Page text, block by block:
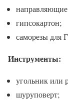
гипсокартон;
саморезы для
Инструменты:
угольник или
шуруповерт;